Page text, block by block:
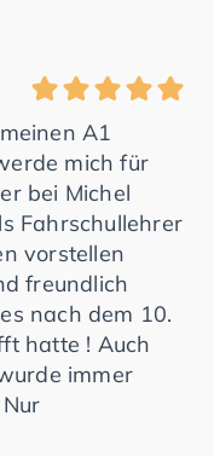
A1
mich für
bei Michel
Fahrschullehrer
vorstellen
freundlich
nach dem 10.
hatte ! Auch
immer